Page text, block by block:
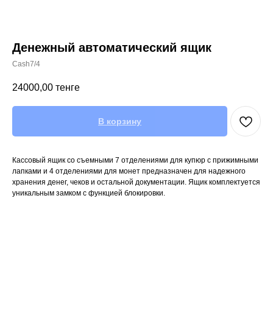
Денежный автоматический ящик
Cash7/4
24000,00 тенге
В корзину
Кассовый ящик со съемными 7 отделениями для купюр с прижимными
лапками и 4 отделениями для монет предназначен для надежного
хранения денег, чеков и остальной документации. Ящик комплектуется
уникальным замком с функцией блокировки.